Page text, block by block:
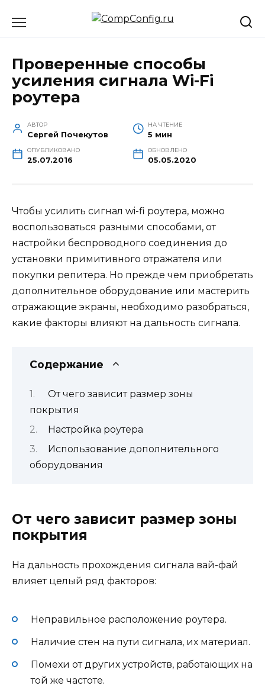
Проверенные способы
усиления сигнала Wi-Fi
роутера
АВТОР
Сергей Почекутов
НА ЧТЕНИЕ
5 мин
ОПУБЛИКОВАНО
25.07.2016
ОБНОВЛЕНО
05.05.2020
Чтобы усилить сигнал wi-fi роутера, можно
воспользоваться разными способами, от
настройки беспроводного соединения до
установки примитивного отражателя или
покупки репитера. Но прежде чем приобретать
дополнительное оборудование или мастерить
отражающие экраны, необходимо разобраться,
какие факторы влияют на дальность сигнала.
Содержание
От чего зависит размер зоны
покрытия
Настройка роутера
Использование дополнительного
оборудования
От чего зависит размер зоны
покрытия
На дальность прохождения сигнала вай-фай
влияет целый ряд факторов:
Неправильное расположение роутера.
Наличие стен на пути сигнала, их материал.
Помехи от других устройств, работающих на
той же частоте.